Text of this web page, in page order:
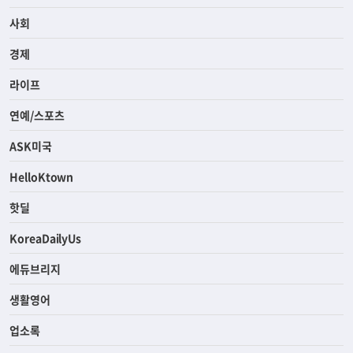
사회
경제
라이프
연예/스포츠
ASK미국
HelloKtown
핫딜
KoreaDailyUs
에듀브리지
생활영어
업소록